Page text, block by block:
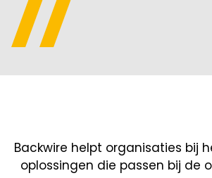
Backwire helpt organisaties bij
oplossingen die passen bij de